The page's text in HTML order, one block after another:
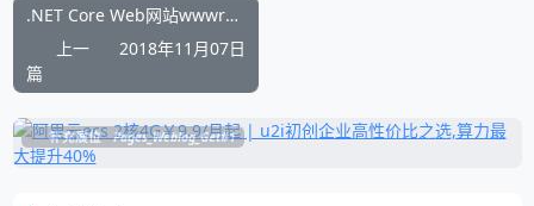
.NET Core Web网站wwwroot目录静态文件无法加载
上一
篇
2018年11月07日
补充展位 Pages_Weblog_Get#1